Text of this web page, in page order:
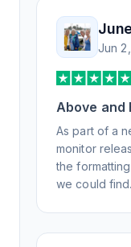
RSS feed
website
Jun
Above and
As part of a
monitor
the
we could
day, but I